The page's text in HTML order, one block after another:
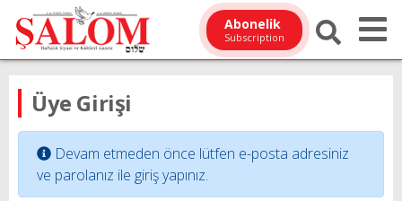
Abonelik
Subscription
Üye Girişi
Devam etmeden önce lütfen e-posta adresiniz
ve parolanız ile giriş yapınız.